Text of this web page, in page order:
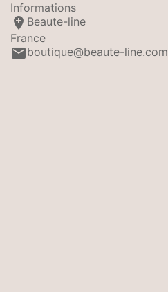
Informations
 Beaute-line
France
boutique@beaute-line.com